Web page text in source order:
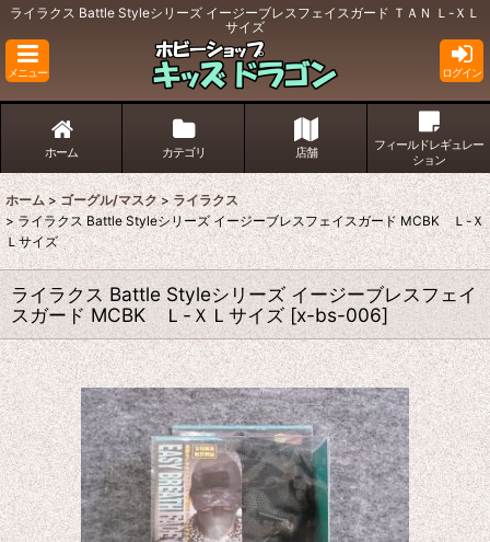
ライラクス Battle Styleシリーズ イージーブレスフェイスガード ＴＡＮ Ｌ-ＸＬ
サイズ
メニュー ログイン
ホーム カテゴリ 店舗
フィールドレギュレー
ション
ホーム > ゴーグル/マスク > ライラクス
> ライラクス Battle Styleシリーズ イージーブレスフェイスガード MCBK Ｌ-Ｘ
Ｌサイズ
ライラクス Battle Styleシリーズ イージーブレスフェイ
スガード MCBK Ｌ-ＸＬサイズ [x-bs-006]